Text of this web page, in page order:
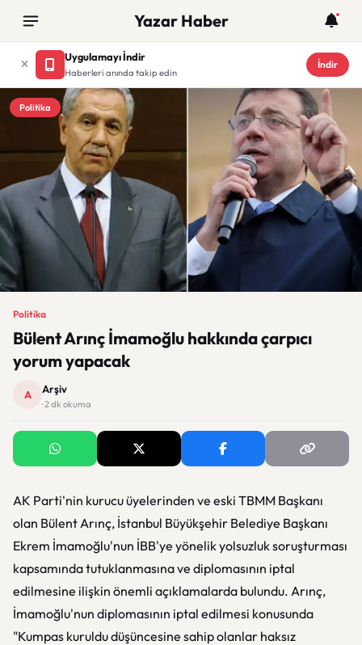
Yazar Haber
Uygulamayı İndir
Haberleri anında takip edin
İndir
Politika
Politika
Bülent Arınç İmamoğlu hakkında çarpıcı
yorum yapacak
A Arşiv
· 2 dk okuma
AK Parti'nin kurucu üyelerinden ve eski TBMM Başkanı
olan Bülent Arınç, İstanbul Büyükşehir Belediye Başkanı
Ekrem İmamoğlu'nun İBB'ye yönelik yolsuzluk soruşturması
kapsamında tutuklanmasına ve diplomasının iptal
edilmesine ilişkin önemli açıklamalarda bulundu. Arınç,
İmamoğlu'nun diplomasının iptal edilmesi konusunda
"Kumpas kuruldu düşüncesine sahip olanlar haksız